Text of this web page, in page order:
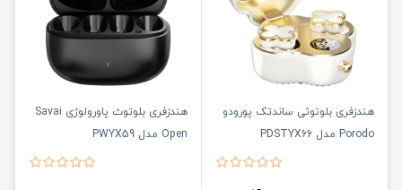
هندزفری بلوتوثی ساندتک پورودو
Porodo مدل PDSTYX66
هندزفری بلوتوث پاورولوژی Savai
Open مدل PWYX59